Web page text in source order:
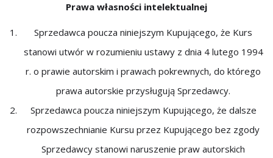
Prawa własności intelektualnej
Sprzedawca poucza niniejszym Kupującego, że Kurs
stanowi utwór w rozumieniu ustawy z dnia 4 lutego 1994
r. o prawie autorskim i prawach pokrewnych, do którego
prawa autorskie przysługują Sprzedawcy.
Sprzedawca poucza niniejszym Kupującego, że dalsze
rozpowszechnianie Kursu przez Kupującego bez zgody
Sprzedawcy stanowi naruszenie praw autorskich